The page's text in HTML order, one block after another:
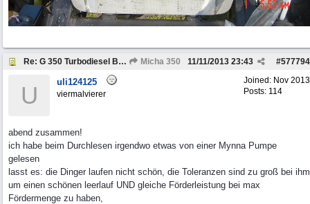
Re: G 350 Turbodiesel Brabus Intercooler Micha 350 #577794
11/11/2013 23:43
Joined: Nov 2013
Posts: 114
U uli124125
viermalvierer
abend zusammen!
ich habe beim Durchlesen irgendwo etwas von einer Mynna Pumpe
gelesen
lasst es: die Dinger laufen nicht schön, die Toleranzen sind zu groß bei ihm
um einen schönen leerlauf UND gleiche Förderleistung bei max
Fördermenge zu haben,